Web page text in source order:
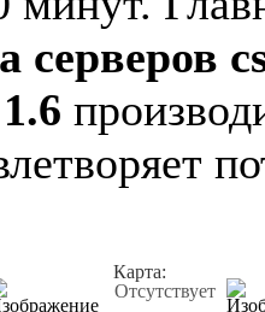
серверов
Карта:
Отсутствует